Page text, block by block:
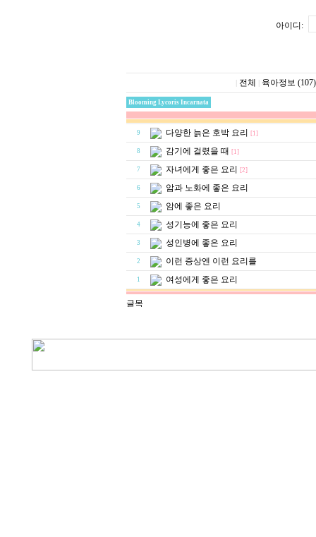
아이디:
전체 육아정보 (107)
Blooming Lycoris Incarnata
9 다양한 늙은 호박 요리 [1]
8 감기에 걸렸을 때 [1]
7 자녀에게 좋은 요리 [2]
6 암과 노화에 좋은 요리
5 암에 좋은 요리
4 성기능에 좋은 요리
3 성인병에 좋은 요리
2 이런 증상엔 이런 요리를
1 여성에게 좋은 요리